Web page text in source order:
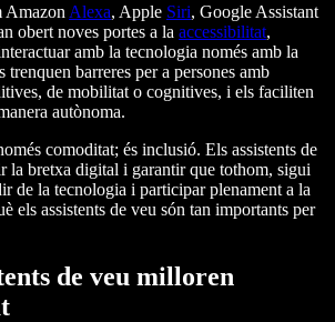
Amazon Alexa, Apple Siri, Google Assistant
obert noves portes a la accessibilitat,
amb la tecnologia només amb la
trenquen barreres per a persones amb
de mobilitat o cognitives, i els faciliten
autònoma.
comoditat; és inclusió. Els assistents de
la bretxa digital i garantir que tothom, sigui
de la tecnologia i participar plenament a la
els assistents de veu són tan importants per
de veu milloren